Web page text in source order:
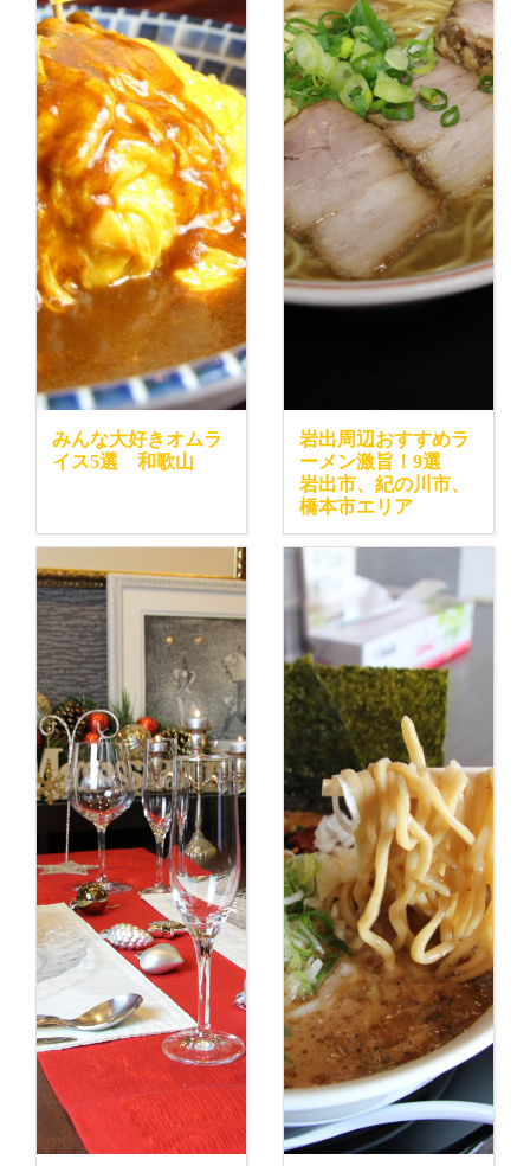
みんな大好きオムラ
イス5選 和歌山
岩出周辺おすすめラ
ーメン激旨！9選
岩出市、紀の川市、
橋本市エリア